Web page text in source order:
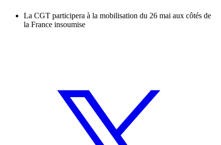
La CGT participera à la mobilisation du 26 mai aux côtés de
la France insoumise